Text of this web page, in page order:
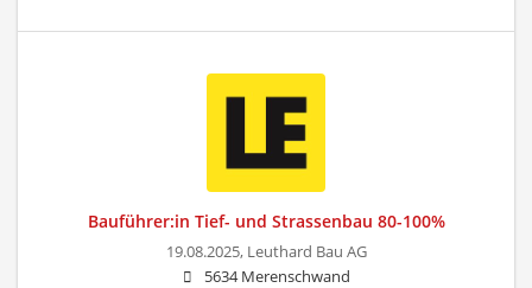
Bauführer:in Tief- und Strassenbau 80-100%
19.08.2025, Leuthard Bau AG
5634 Merenschwand